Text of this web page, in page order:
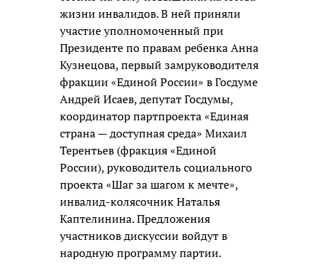
жизни инвалидов. В ней приняли
участие уполномоченный при
Президенте по правам ребенка Анна
Кузнецова, первый замруководителя
фракции «Единой России» в Госдуме
Андрей Исаев, депутат Госдумы,
координатор партпроекта «Единая
страна — доступная среда» Михаил
Терентьев (фракция «Единой
России), руководитель социального
проекта «Шаг за шагом к мечте»,
инвалид-колясочник Наталья
Каптелинина. Предложения
участников дискуссии войдут в
народную программу партии.